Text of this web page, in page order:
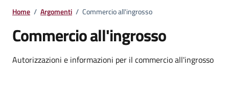
Home / Argomenti / Commercio all'ingrosso
Commercio all'ingrosso
Dettagli della notizia
Autorizzazioni e informazioni per il commercio all'ingrosso